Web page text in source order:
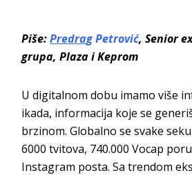
Piše:Predrag Petrović,Senior
grupa, Plaza i Keprom
U digitalnom dobu imamo više
ikada, informacija koje se
brzinom. Globalno se svake
6000 tvitova, 740.000 Vocap
Instagram posta. Sa trendom